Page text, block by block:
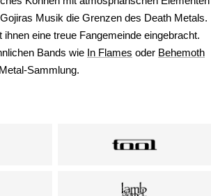
Musik die Grenzen des Death Metals.
ihnen eine treue Fangemeinde eingebracht.
Bands wie In Flames oder Behemoth
Sammlung.